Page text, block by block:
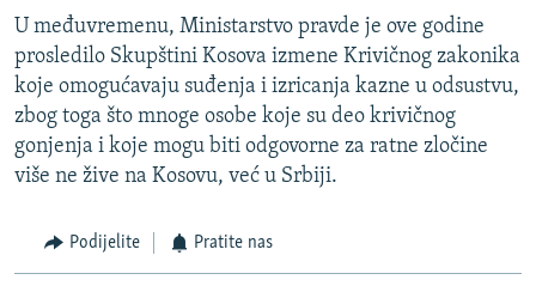
U međuvremenu, Ministarstvo pravde je ove godine
prosledilo Skupštini Kosova izmene Krivičnog zakonika
koje omogućavaju suđenja i izricanja kazne u odsustvu,
zbog toga što mnoge osobe koje su deo krivičnog
gonjenja i koje mogu biti odgovorne za ratne zločine
više ne žive na Kosovu, već u Srbiji.
Podijelite Pratite nas